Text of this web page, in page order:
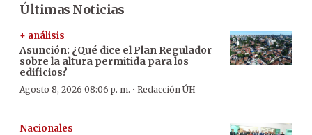
Últimas Noticias
+ análisis
Asunción: ¿Qué dice el Plan Regulador
sobre la altura permitida para los
edificios?
Agosto 8, 2026 08:06 p. m. · Redacción ÚH
Nacionales